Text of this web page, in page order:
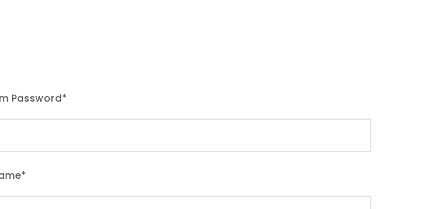
Password*
*